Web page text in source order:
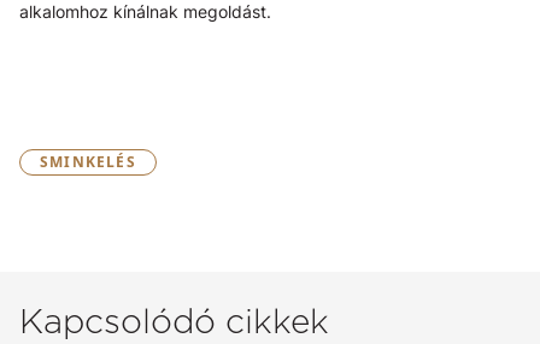
alkalomhoz kínálnak megoldást.
SMINKELÉS
Kapcsolódó cikkek